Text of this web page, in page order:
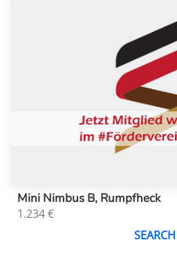
Mini Nimbus B, Rumpfheck
1.234€
SEARCH